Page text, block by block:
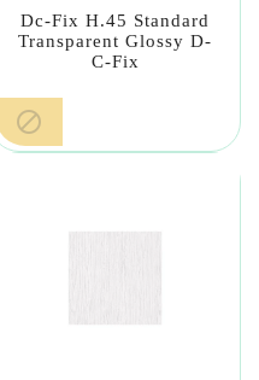
Dc-Fix H.45 Standard
Transparent Glossy D-
C-Fix
